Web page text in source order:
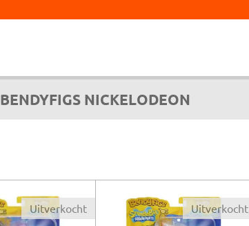
BENDYFIGS NICKELODEON
Uitverkocht Uitverkocht